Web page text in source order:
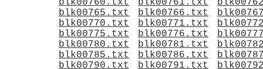
blk00760.txt blk00761.txt
blk00765.txt
blk00766.txt
blk00770.txt
blk00771.txt
blk00775.txt
blk00776.txt
blk00780.txt
blk00781.txt
blk00785.txt
blk00786.txt
blk00790.txt
blk00791.txt